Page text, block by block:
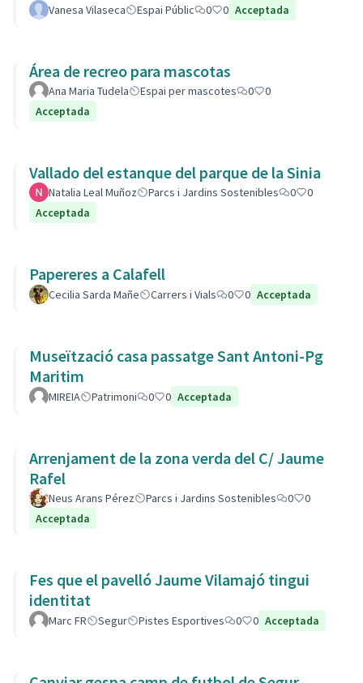
Vanesa Vilaseca Espai Públic 0 0 Acceptada
Área de recreo para mascotas
Ana Maria Tudela Espai per mascotes 0
0
Acceptada
Vallado del estanque del parque de la Sinia
Natalia Leal Muñoz Parcs i Jardins Sostenibles 0
0
Acceptada
Papereres a Calafell
Cecilia Sarda Mañe Carrers i Vials 0 0 Acceptada
Museïtzació casa passatge Sant Antoni-Pg
Maritim
MIREIA Patrimoni 0 0 Acceptada
Arrenjament de la zona verda del C/ Jaume
Rafel
Neus Arans Pérez Parcs i Jardins Sostenibles 0
0
Acceptada
Fes que el pavelló Jaume Vilamajó tingui
identitat
Marc FR Segur Pistes Esportives 0 0 Acceptada